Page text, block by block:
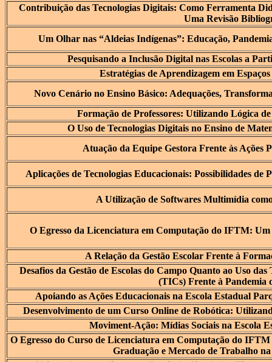
Contribuição das Tecnologias Digitais: Como Ferramenta
Uma Revisão
Um Olhar nas “Aldeias Indígenas”: Educação,
Pesquisando a Inclusão Digital nas Escolas a
Estratégias de Aprendizagem em
Novo Cenário no Ensino Básico: Adequações,
Formação de Professores: Utilizando Lógica
O Uso de Tecnologias Digitais no Ensino de
Atuação da Equipe Gestora Frente às Ações
Aplicações de Tecnologias Educacionais: Possibilidades
A Utilização de Softwares Multimídia
O Egresso da Licenciatura em Computação do IFTM:
A Relação da Gestão Escolar Frente à
Desafios da Gestão de Escolas do Campo Quanto ao Uso
(TICs) Frente à Pandemia
Apoiando as Ações Educacionais na Escola Estadual
Desenvolvimento de um Curso Online de Robótica:
Moviment-Ação: Mídias Sociais na Escola
O Egresso do Curso de Licenciatura em Computação do
Graduação e Mercado de Trabalho